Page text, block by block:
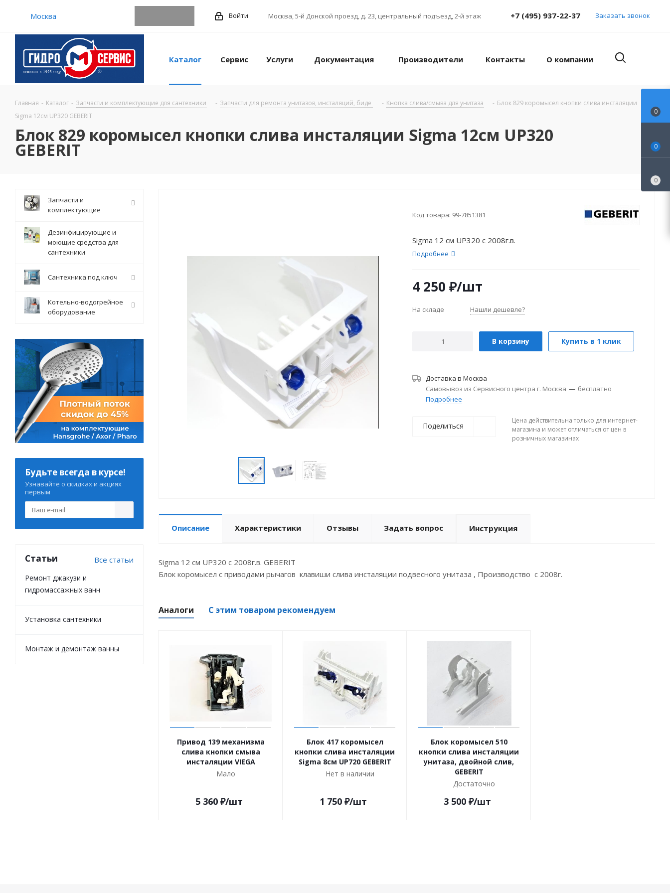
Москва Войти Москва,5-й Донской проезд, д. 23, центральный подъезд, 2-й этаж +7 (495) 937-22-37 Заказать звонок
Каталог Сервис Услуги Документация Производители Контакты О компании
Главная - Каталог - Запчасти и комплектующие для сантехники - Запчасти для ремонта унитазов, инсталяций, биде - Кнопка слива/смыва для унитаза - Блок 829 коромысел кнопки слива инсталяции
Sigma 12см UP320 GEBERIT
Блок 829 коромысел кнопки слива инсталяции Sigma 12см UP320
GEBERIT
Код товара: 99-7851381
Sigma 12 см UP320 с 2008г.в.
Подробнее
4 250 ₽/шт
На складе Нашли дешевле?
В корзину Купить в 1 клик
Доставка в Москва
Самовывоз из Сервисного центра г. Москва — бесплатно
Подробнее
Поделиться
Цена действительна только для интернет-
магазина и может отличаться от цен в
розничных магазинах
Описание Характеристики Отзывы Задать вопрос Инструкция
Sigma 12 см UP320 с 2008г.в. GEBERIT
Блок коромысел с приводами рычагов клавиши слива инсталяции подвесного унитаза , Производство с 2008г.
Аналоги С этим товаром рекомендуем
Привод 139 механизма
слива кнопки смыва
инсталяции VIEGA
Мало
5 360₽/шт
Блок 417 коромысел
кнопки слива инсталяции
Sigma 8см UP720 GEBERIT
Нет в наличии
1 750₽/шт
Блок коромысел 510
кнопки слива инсталяции
унитаза, двойной слив,
GEBERIT
Достаточно
3 500₽/шт
Запчасти и
комплектующие
Дезинфицирующие и
моющие средства для
сантехники
Сантехника под ключ
Котельно-водогрейное
оборудование
Будьте всегда в курсе!
Узнавайте о скидках и акциях
первым
Статьи Все статьи
Ремонт джакузи и
гидромассажных ванн
Установка сантехники
Монтаж и демонтаж ванны
0
0
0